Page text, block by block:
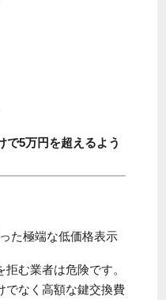
で5万円を超えるよう
た極端な低価格表示
む業者は危険です。
でなく高額な鍵交換費